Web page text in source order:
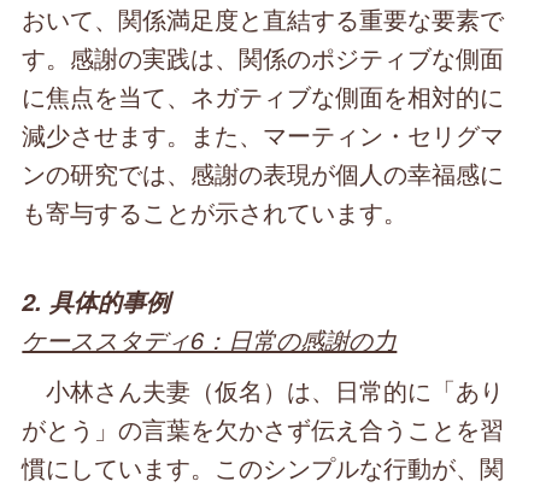
おいて、関係満足度と直結する重要な要素で
す。感謝の実践は、関係のポジティブな側面
に焦点を当て、ネガティブな側面を相対的に
減少させます。また、マーティン・セリグマ
ンの研究では、感謝の表現が個人の幸福感に
も寄与することが示されています。
2. 具体的事例
ケーススタディ6：日常の感謝の力
小林さん夫妻（仮名）は、日常的に「あり
がとう」の言葉を欠かさず伝え合うことを習
慣にしています。このシンプルな行動が、関